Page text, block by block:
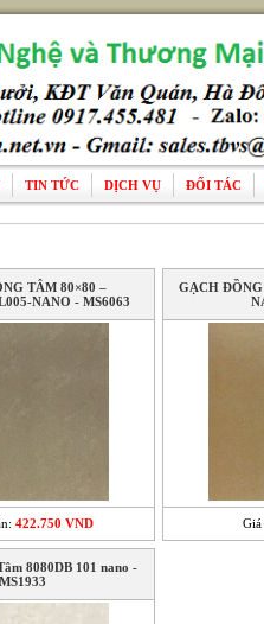
TIN TỨC DỊCH VỤ ĐỐI TÁC
TÂM 80×80 –
NANO - MS6063
422.750 VND
GẠCH ĐỒNG
Giá
8080DB 101 nano -
MS1933